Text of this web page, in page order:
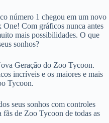
número 1 chegou em um novo
Com gráficos nunca antes
mais possibilidades. O que
sonhos?
Geração do Zoo Tycoon.
incríveis e os maiores e mais
Tycoon.
seus sonhos com controles
de Zoo Tycoon de todas as